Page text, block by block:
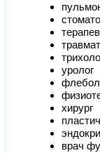
уролог
хирург
врач